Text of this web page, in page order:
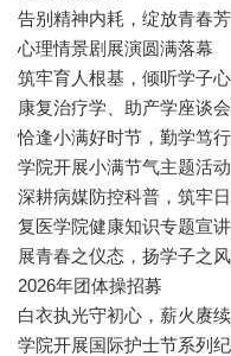
告别精神内耗，绽放青春
心理情景剧展演圆满落幕
筑牢育人根基，倾听学子
康复治疗学、助产学座谈
恰逢小满好时节，勤学笃
学院开展小满节气主题活动
深耕病媒防控科普，筑牢
复医学院健康知识专题宣讲
展青春之仪态，扬学子之
2026年团体操招募
白衣执光守初心，薪火赓
学院开展国际护士节系列